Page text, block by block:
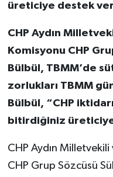
üreticiye destek
CHP Aydın
Komisyonu CHP
Bülbül, TBMM’de
zorlukları TBMM
Bülbül, “CHP
bitirdiğiniz
CHP Aydın
CHP Grup Sözcüsü